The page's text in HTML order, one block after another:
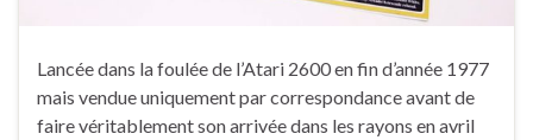
Lancée dans la foulée de l’Atari 2600 en fin d’année 1977
mais vendue uniquement par correspondance avant de
faire véritablement son arrivée dans les rayons en avril